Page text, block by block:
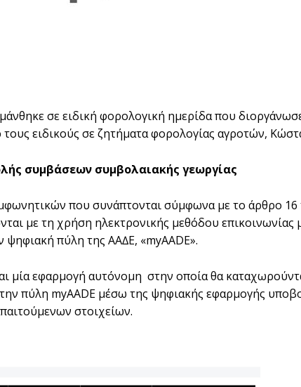
σε ειδική φορολογική ηµερίδα που
ειδικούς σε ζητήµατα φορολογίας αγροτών,
συµβάσεων συµβολαιακής γεωργίας
που συνάπτονται σύµφωνα µε το άρθρο
µε τη χρήση ηλεκτρονικής µεθόδου
πύλη της ΑΑ∆Ε, «myAADE».
µία εφαρµογή αυτόνοµη στην οποία θα
πύλη myAADE µέσω της ψηφιακής εφαρµογής
στοιχείων.